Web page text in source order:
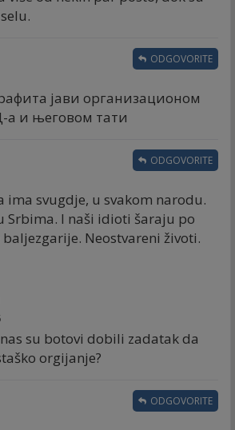
јави организационом
а и његовом тати
ODGOVORITE
ima svugdje, u svakom narodu.
Srbima. I naši idioti šaraju po
Neostvareni životi.
ODGOVORITE
su botovi dobili zadatak da
orgijanje?
ODGOVORITE